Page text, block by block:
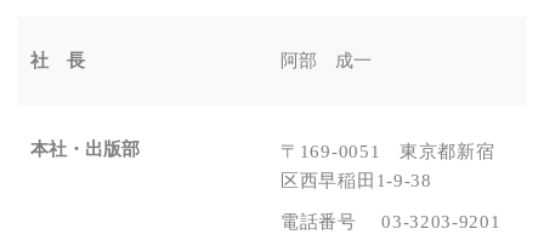
社 長 阿部 成一
本社・出版部
〒169-0051 東京都新宿
区西早稲田1-9-38
電話番号 03-3203-9201